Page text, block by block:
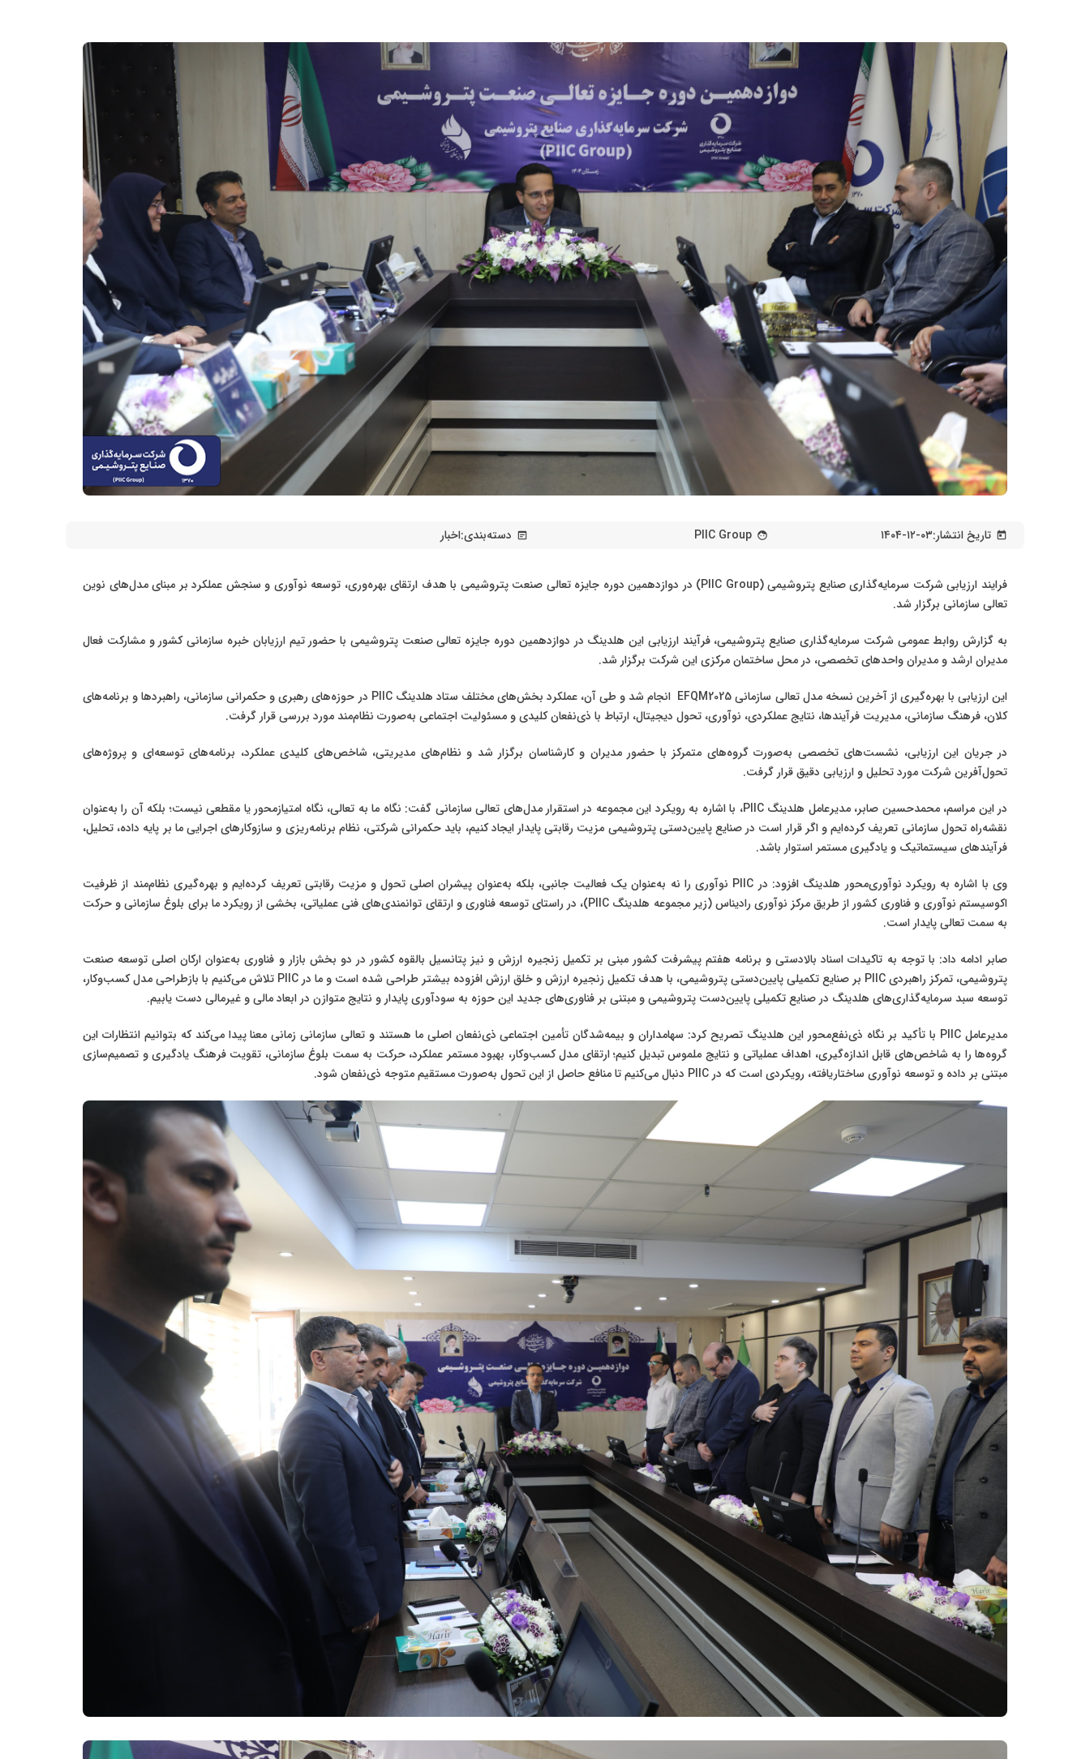
today تاریخ انتشار:۱۴۰۴-۱۲-۰۳ face
PIIC Group
wysiwyg دسته‌بندی:اخبار
فرایند ارزیابی شرکت سرمایه‌گذاری صنایع پتروشیمی (PIIC Group) در دوازدهمین دوره جایزه تعالی صنعت پتروشیمی با هدف ارتقای بهره‌وری، توسعه نوآوری و سنجش عملکرد بر مبنای مدل‌های نوین
تعالی سازمانی برگزار شد.
به گزارش روابط عمومی شرکت سرمایه‌گذاری صنایع پتروشیمی، فرآیند ارزیابی این هلدینگ در دوازدهمین دوره جایزه تعالی صنعت پتروشیمی با حضور تیم ارزیابان خبره سازمانی کشور و مشارکت فعال
مدیران ارشد و مدیران واحدهای تخصصی، در محل ساختمان مرکزی این شرکت برگزار شد.
این ارزیابی با بهره‌گیری از آخرین نسخه مدل تعالی سازمانی EFQM2025 انجام شد و طی آن، عملکرد بخش‌های مختلف ستاد هلدینگ
PIIC در حوزه‌های رهبری و حکمرانی سازمانی، راهبردها و برنامه‌های
کلان، فرهنگ سازمانی، مدیریت فرآیندها، نتایج عملکردی، نوآوری، تحول دیجیتال، ارتباط با ذی‌نفعان کلیدی و مسئولیت اجتماعی به‌صورت نظام‌مند مورد بررسی قرار گرفت.
در جریان این ارزیابی، نشست‌های تخصصی به‌صورت گروه‌های متمرکز با حضور مدیران و کارشناسان برگزار شد و نظام‌های مدیریتی، شاخص‌های کلیدی عملکرد، برنامه‌های توسعه‌ای و پروژه‌های
تحول‌آفرین شرکت مورد تحلیل و ارزیابی دقیق قرار گرفت.
در این مراسم، محمدحسین صابر، مدیرعامل هلدینگ PIIC، با اشاره به رویکرد این مجموعه در استقرار مدل‌های تعالی سازمانی گفت: نگاه ما به تعالی، نگاه امتیازمحور یا مقطعی نیست؛ بلکه آن را به‌عنوان
نقشه‌راه تحول سازمانی تعریف کرده‌ایم و اگر قرار است در صنایع پایین‌دستی پتروشیمی مزیت رقابتی پایدار ایجاد کنیم، باید حکمرانی شرکتی، نظام برنامه‌ریزی و سازوکارهای اجرایی ما بر پایه داده، تحلیل،
فرآیندهای سیستماتیک و یادگیری مستمر استوار باشد.
وی با اشاره به رویکرد نوآوری‌محور هلدینگ افزود: در PIIC نوآوری را نه به‌عنوان یک فعالیت جانبی، بلکه به‌عنوان پیشران اصلی تحول و مزیت رقابتی تعریف کرده‌ایم و بهره‌گیری نظام‌مند از ظرفیت
اکوسیستم نوآوری و فناوری کشور از طریق مرکز نوآوری رادیناس (زیر مجموعه هلدینگ PIIC)، در راستای توسعه فناوری و ارتقای توانمندی‌های فنی عملیاتی، بخشی از رویکرد ما برای بلوغ سازمانی و حرکت
به سمت تعالی پایدار است.
صابر ادامه داد: با توجه به تاکیدات اسناد بالادستی و برنامه هفتم پیشرفت کشور مبنی بر تکمیل زنجیره ارزش و نیز پتانسیل بالقوه کشور در دو بخش بازار و فناوری به‌عنوان ارکان اصلی توسعه صنعت
پتروشیمی، تمرکز راهبردی PIIC بر صنایع تکمیلی پایین‌دستی پتروشیمی، با هدف تکمیل زنجیره ارزش و خلق ارزش افزوده بیشتر طراحی شده است و ما در PIIC تلاش می‌کنیم با بازطراحی مدل کسب‌وکار،
توسعه سبد سرمایه‌گذاری‌های هلدینگ در صنایع تکمیلی پایین‌دست پتروشیمی و مبتنی بر فناوری‌های جدید این حوزه به سودآوری پایدار و نتایج متوازن در ابعاد مالی و غیرمالی دست یابیم.
مدیرعامل PIIC با تأکید بر نگاه ذی‌نفع‌محور این هلدینگ تصریح کرد: سهامداران و بیمه‌شدگان تأمین اجتماعی ذی‌نفعان اصلی ما هستند و تعالی سازمانی زمانی معنا پیدا می‌کند که بتوانیم انتظارات این
گروه‌ها را به شاخص‌های قابل اندازه‌گیری، اهداف عملیاتی و نتایج ملموس تبدیل کنیم؛ ارتقای مدل کسب‌وکار، بهبود مستمر عملکرد، حرکت به سمت بلوغ سازمانی، تقویت فرهنگ یادگیری و تصمیم‌سازی
مبتنی بر داده و توسعه نوآوری ساختاریافته، رویکردی است که در PIIC دنبال می‌کنیم تا منافع حاصل از این تحول به‌صورت مستقیم متوجه ذی‌نفعان شود.